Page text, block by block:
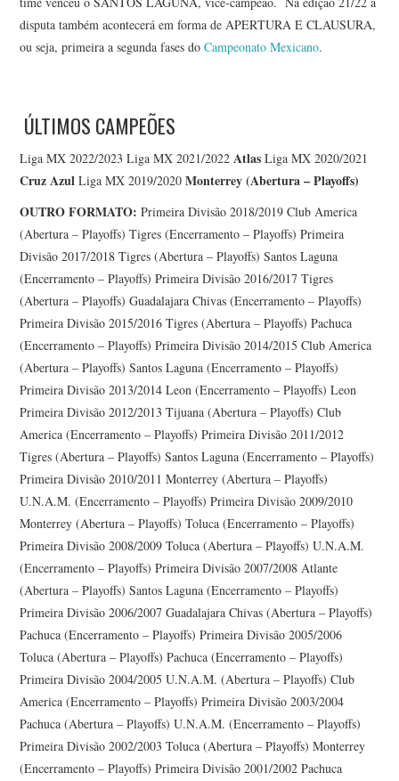
disputa também acontecerá em forma de APERTURA E CLAUSURA,
ou seja, primeira a segunda fases doCampeonato Mexicano.
ÚLTIMOS CAMPEÕES
Liga MX 2022/2023 Liga MX 2021/2022Atlas Liga MX 2020/2021
Cruz Azul Liga MX 2019/2020Monterrey (Abertura – Playoffs)
OUTRO FORMATO: Primeira Divisão 2018/2019 Club America
(Abertura – Playoffs) Tigres (Encerramento – Playoffs) Primeira
Divisão 2017/2018 Tigres (Abertura – Playoffs) Santos Laguna
(Encerramento – Playoffs) Primeira Divisão 2016/2017 Tigres
(Abertura – Playoffs) Guadalajara Chivas (Encerramento – Playoffs)
Primeira Divisão 2015/2016 Tigres (Abertura – Playoffs) Pachuca
(Encerramento – Playoffs) Primeira Divisão 2014/2015 Club America
(Abertura – Playoffs) Santos Laguna (Encerramento – Playoffs)
Primeira Divisão 2013/2014 Leon (Encerramento – Playoffs) Leon
Primeira Divisão 2012/2013 Tijuana (Abertura – Playoffs) Club
America (Encerramento – Playoffs) Primeira Divisão 2011/2012
Tigres (Abertura – Playoffs) Santos Laguna (Encerramento – Playoffs)
Primeira Divisão 2010/2011 Monterrey (Abertura – Playoffs)
U.N.A.M. (Encerramento – Playoffs) Primeira Divisão 2009/2010
Monterrey (Abertura – Playoffs) Toluca (Encerramento – Playoffs)
Primeira Divisão 2008/2009 Toluca (Abertura – Playoffs) U.N.A.M.
(Encerramento – Playoffs) Primeira Divisão 2007/2008 Atlante
(Abertura – Playoffs) Santos Laguna (Encerramento – Playoffs)
Primeira Divisão 2006/2007 Guadalajara Chivas (Abertura – Playoffs)
Pachuca (Encerramento – Playoffs) Primeira Divisão 2005/2006
Toluca (Abertura – Playoffs) Pachuca (Encerramento – Playoffs)
Primeira Divisão 2004/2005 U.N.A.M. (Abertura – Playoffs) Club
America (Encerramento – Playoffs) Primeira Divisão 2003/2004
Pachuca (Abertura – Playoffs) U.N.A.M. (Encerramento – Playoffs)
Primeira Divisão 2002/2003 Toluca (Abertura – Playoffs) Monterrey
(Encerramento – Playoffs) Primeira Divisão 2001/2002 Pachuca